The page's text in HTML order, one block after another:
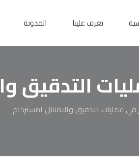
تعرف علينا المدونة
التدقيق
عمليات التدقيق والامتثال امستردام